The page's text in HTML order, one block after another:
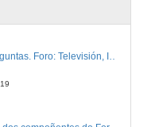
Rolda de preguntas. Foro: Televisión, Interese Público e Comercial